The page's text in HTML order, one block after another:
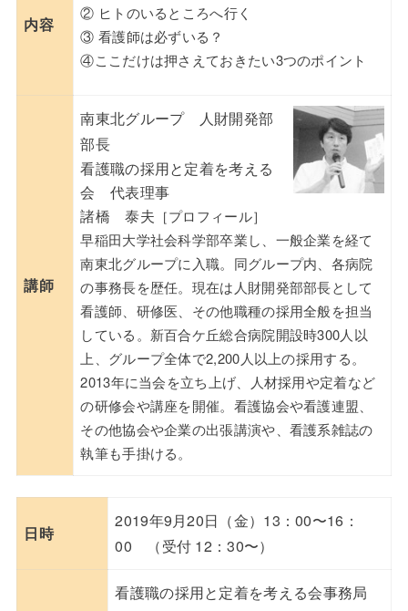
内容
② ヒトのいるところへ行く
③ 看護師は必ずいる？
④ここだけは押さえておきたい3つのポイント
講師
南東北グループ 人財開発部
部長
看護職の採用と定着を考える
会 代表理事
諸橋 泰夫 ［プロフィール］
早稲田大学社会科学部卒業し、一般企業を経て
南東北グループに入職。同グループ内、各病院
の事務長を歴任。現在は人財開発部部長として
看護師、研修医、その他職種の採用全般を担当
している。新百合ケ丘総合病院開設時300人以
上、グループ全体で2,200人以上の採用する。
2013年に当会を立ち上げ、人材採用や定着など
の研修会や講座を開催。看護協会や看護連盟、
その他協会や企業の出張講演や、看護系雑誌の
執筆も手掛ける。
日時
2019年9月20日（金）13：00〜16：
00 （受付 12：30〜）
看護職の採用と定着を考える会事務局